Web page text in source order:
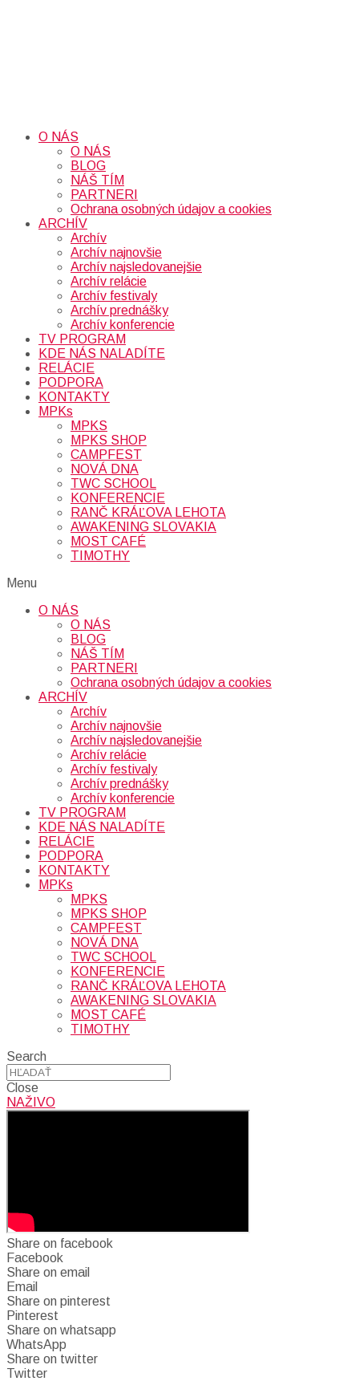
O NÁS
O NÁS
BLOG
NÁŠ TÍM
PARTNERI
Ochrana osobných údajov a cookies
ARCHÍV
Archív
Archív najnovšie
Archív najsledovanejšie
Archív relácie
Archív festivaly
Archív prednášky
Archív konferencie
TV PROGRAM
KDE NÁS NALADÍTE
RELÁCIE
PODPORA
KONTAKTY
MPKs
MPKS
MPKS SHOP
CAMPFEST
NOVÁ DNA
TWC SCHOOL
KONFERENCIE
RANČ KRÁĽOVA LEHOTA
AWAKENING SLOVAKIA
MOST CAFÉ
TIMOTHY
Menu
O NÁS
O NÁS
BLOG
NÁŠ TÍM
PARTNERI
Ochrana osobných údajov a cookies
ARCHÍV
Archív
Archív najnovšie
Archív najsledovanejšie
Archív relácie
Archív festivaly
Archív prednášky
Archív konferencie
TV PROGRAM
KDE NÁS NALADÍTE
RELÁCIE
PODPORA
KONTAKTY
MPKs
MPKS
MPKS SHOP
CAMPFEST
NOVÁ DNA
TWC SCHOOL
KONFERENCIE
RANČ KRÁĽOVA LEHOTA
AWAKENING SLOVAKIA
MOST CAFÉ
TIMOTHY
Search
Close
NAŽIVO
Share on facebook
Facebook
Share on email
Email
Share on pinterest
Pinterest
Share on whatsapp
WhatsApp
Share on twitter
Twitter